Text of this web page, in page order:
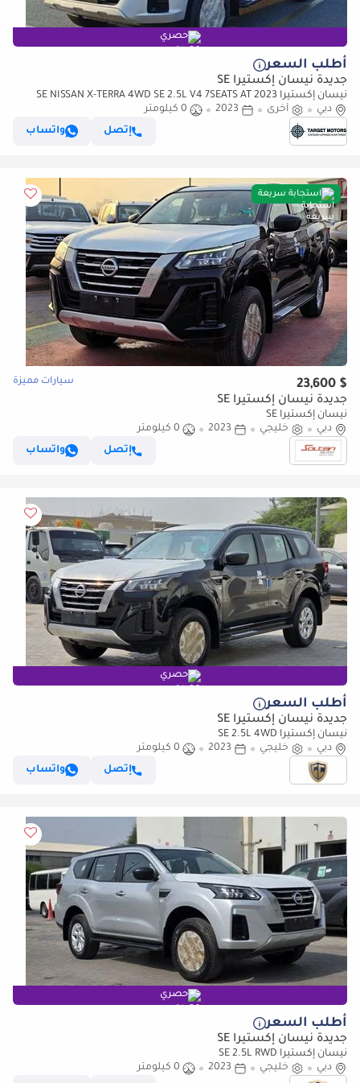
حصري
أطلب السعر
جديدة نيسان إكستيرا SE
نيسان إكستيرا SE NISSAN X-TERRA 4WD SE 2.5L V4 7SEATS AT 2023
دبي
أخرى 2023
0 كيلومتر
إتصل
واتساب
استجابة سريعة
$ 23,600 سيارات مميزة
جديدة نيسان إكستيرا SE
نيسان إكستيرا SE
دبي
خليجي 2023
0 كيلومتر
إتصل
واتساب
حصري
أطلب السعر
جديدة نيسان إكستيرا SE
نيسان إكستيرا SE 2.5L 4WD
دبي
خليجي 2023
0 كيلومتر
إتصل
واتساب
حصري
أطلب السعر
جديدة نيسان إكستيرا SE
نيسان إكستيرا SE 2.5L RWD
دبي
خليجي 2023 0 كيلومتر